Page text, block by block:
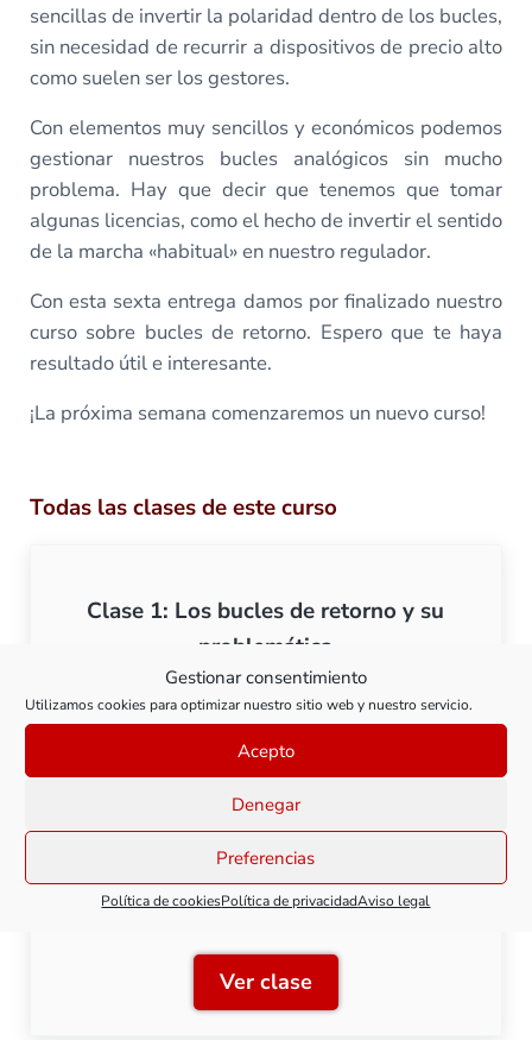
Gestionar consentimiento
Utilizamos cookies para optimizar nuestro sitio web y nuestro servicio.
Acepto
Denegar
Preferencias
Política de cookiesPolítica de privacidadAviso legal
sencillas de invertir la polaridad dentro de los bucles,
sin necesidad de recurrir a dispositivos de precio alto
como suelen ser los gestores.
Con elementos muy sencillos y económicos podemos
gestionar nuestros bucles analógicos sin mucho
problema. Hay que decir que tenemos que tomar
algunas licencias, como el hecho de invertir el sentido
de la marcha «habitual» en nuestro regulador.
Con esta sexta entrega damos por finalizado nuestro
curso sobre bucles de retorno. Espero que te haya
resultado útil e interesante.
¡La próxima semana comenzaremos un nuevo curso!
Todas las clases de este curso
Clase 1: Los bucles de retorno y su
problemática
Ver claseClase 1: Los bucles de
Clase 2: Identificación de bucles de
retorno
Ver claseClase 2: Identificación de